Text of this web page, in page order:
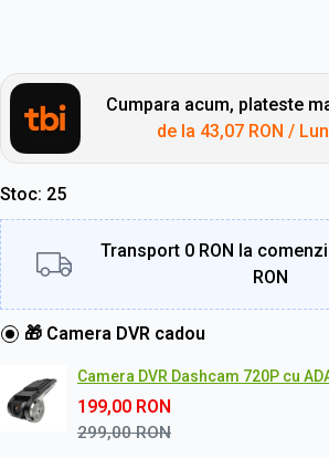
Cumpara acum, plateste
de la 43,07 RON /
Stoc 25
Transport 0 RON la
RON
🎁 Camera DVR cadou
Camera DVR Dashcam 720P cu
199,00 RON
299,00RON